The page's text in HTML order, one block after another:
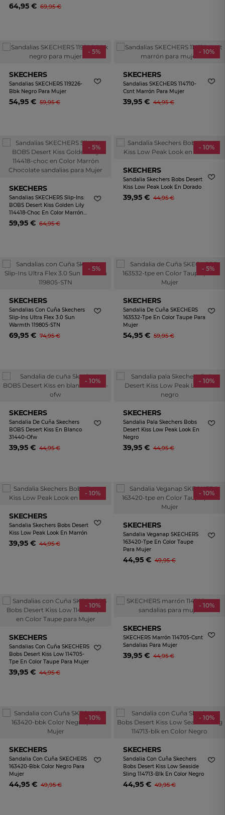
64,95 € 69,95 €
- 5%
SKECHERS
Sandalias SKECHERS 119226-
Bbk Negro Para Mujer
54,95 € 59,95 €
- 10%
SKECHERS
Sandalias SKECHERS 114710-
Csnt Marrón Para Mujer
39,95 € 44,95 €
- 5%
SKECHERS
Sandalias SKECHERS Slip-Ins:
BOBS Desert Kiss Golden Lily
114418-Choc En Color Marrón
Chocolate Sandalias Para Mujer
59,95 € 64,95 €
- 10%
SKECHERS
Sandalia Skechers Bobs Desert
Kiss Low Peak Look En Dorado
39,95 € 44,95 €
- 5%
SKECHERS
Sandalias Con Cuña Skechers
Slip-Ins Ultra Flex 3.0 Sun
Warmth 119805-STN
69,95 € 74,95 €
- 5%
SKECHERS
Sandalia De Cuña SKECHERS
163532-Tpe En Color Taupe Para
Mujer
54,95 € 59,95 €
- 10%
SKECHERS
Sandalia De Cuña Skechers
BOBS Desert Kiss En Blanco
31440-Ofw
39,95 € 44,95 €
- 10%
SKECHERS
Sandalia Pala Skechers Bobs
Desert Kiss Low Peak Look En
Negro
39,95 € 44,95 €
- 10%
SKECHERS
Sandalia Skechers Bobs Desert
Kiss Low Peak Look En Marrón
39,95 € 44,95 €
- 10%
SKECHERS
Sandalia Veganap SKECHERS
163420-Tpe En Color Taupe
Para Mujer
44,95 € 49,95 €
- 10%
SKECHERS
Sandalias Con Cuña SKECHERS
Bobs Desert Kiss Low 114705-
Tpe En Color Taupe Para Mujer
39,95 € 44,95 €
- 10%
SKECHERS
SKECHERS Marrón 114705-Csnt
Sandalias Para Mujer
39,95 € 44,95 €
- 10%
SKECHERS
Sandalia Con Cuña SKECHERS
163420-Bbk Color Negro Para
Mujer
44,95 € 49,95 €
- 10%
SKECHERS
Sandalia Con Cuña Skechers
Bobs Desert Kiss Low Seaside
Sling 114713-Blk En Color Negro
44,95 € 49,95 €